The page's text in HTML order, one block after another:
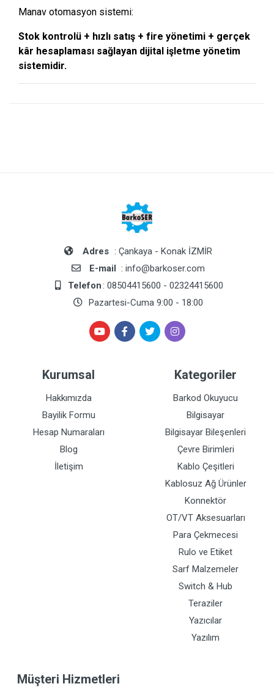
Manav otomasyon sistemi:
Stok kontrolü + hızlı satış + fire yönetimi + gerçek
kâr hesaplaması sağlayan dijital işletme yönetim
sistemidir.
Adres : Çankaya - Konak İZMİR
E-mail : info@barkoser.com
Telefon: 08504415600 - 02324415600
Pazartesi-Cuma 9:00 - 18:00
Kurumsal
Hakkımızda
Bayilik Formu
Hesap Numaraları
Blog
İletişim
Kategoriler
Barkod Okuyucu
Bilgisayar
Bilgisayar Bileşenleri
Çevre Birimleri
Kablo Çeşitleri
Kablosuz Ağ Ürünler
Konnektör
OT/VT Aksesuarları
Para Çekmecesi
Rulo ve Etiket
Sarf Malzemeler
Switch & Hub
Teraziler
Yazıcılar
Yazılım
Müşteri Hizmetleri